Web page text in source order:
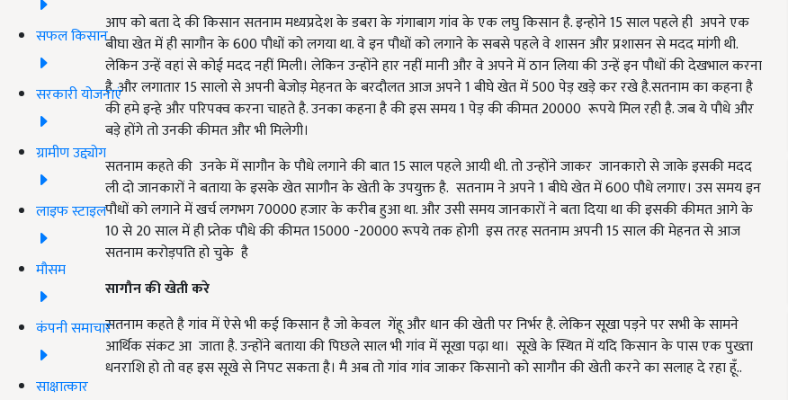
सफल किसान
सरकारी योजनाएं
ग्रामीण उद्द्योग
लाइफ स्टाइल
मौसम
कंपनी समाचार
साक्षात्कार
आप को बता दे की किसान सतनाम मध्यप्रदेश के डबरा के गंगाबाग गांव के एक लघु किसान है. इन्होने 15 साल पहले ही अपने एक
बीघा खेत में ही सागौन के 600 पौधों को लगया था. वे इन पौधों को लगाने के सबसे पहले वे शासन और प्रशासन से मदद मांगी थी.
लेकिन उन्हें वहां से कोई मदद नहीं मिली। लेकिन उन्होंने हार नहीं मानी और वे अपने में ठान लिया की उन्हें इन पौधों की देखभाल करना
है. और लगातार 15 सालो से अपनी बेजोड़ मेहनत के बरदौलत आज अपने 1 बीघे खेत में 500 पेड़ खड़े कर रखे है.सतनाम का कहना है
की हमे इन्हे और परिपक्व करना चाहते है. उनका कहना है की इस समय 1 पेड़ की कीमत 20000 रूपये मिल रही है. जब ये पौधे और
बड़े होंगे तो उनकी कीमत और भी मिलेगी।
सतनाम कहते की उनके में सागौन के पौधे लगाने की बात 15 साल पहले आयी थी. तो उन्होंने जाकर जानकारो से जाके इसकी मदद
ली दो जानकारों ने बताया के इसके खेत सागौन के खेती के उपयुक्त है. सतनाम ने अपने 1 बीघे खेत में 600 पौधे लगाए। उस समय इन
पौधों को लगाने में खर्च लगभग 70000 हजार के करीब हुआ था. और उसी समय जानकारों ने बता दिया था की इसकी कीमत आगे के
10 से 20 साल में ही प्र्तेक पौधे की कीमत 15000 -20000 रूपये तक होगी इस तरह सतनाम अपनी 15 साल की मेहनत से आज
सतनाम करोड़पति हो चुके है
सागौन की खेती करे
सतनाम कहते है गांव में ऐसे भी कई किसान है जो केवल गेंहू और धान की खेती पर निर्भर है. लेकिन सूखा पड़ने पर सभी के सामने
आर्थिक संकट आ जाता है. उन्होंने बताया की पिछले साल भी गांव में सूखा पढ़ा था। सूखे के स्थित में यदि किसान के पास एक पुख्ता
धनराशि हो तो वह इस सूखे से निपट सकता है। मै अब तो गांव गांव जाकर किसानो को सागौन की खेती करने का सलाह दे रहा हूँ..